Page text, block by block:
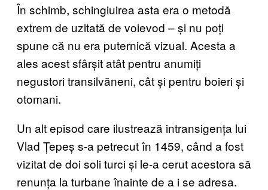
În schimb, schingiuirea asta era o metodă
extrem de uzitată de voievod – și nu poți
spune că nu era puternică vizual. Acesta a
ales acest sfârșit atât pentru anumiți
negustori transilvăneni, cât și pentru boieri și
otomani.
Un alt episod care ilustrează intransigența lui
Vlad Țepeș s-a petrecut în 1459, când a fost
vizitat de doi soli turci și le-a cerut acestora să
renunța la turbane înainte de a i se adresa.